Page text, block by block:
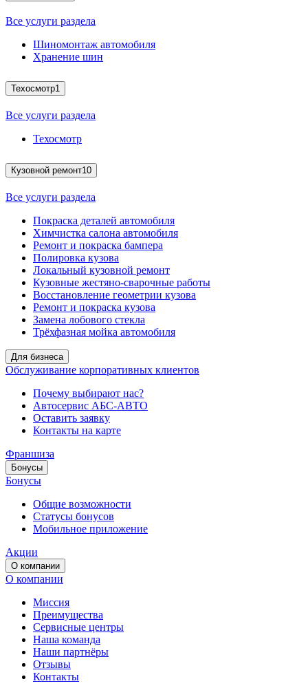
Все услуги раздела
Шиномонтаж автомобиля
Хранение шин
Техосмотр1
Все услуги раздела
Техосмотр
Кузовной ремонт10
Все услуги раздела
Покраска деталей автомобиля
Химчистка салона автомобиля
Ремонт и покраска бампера
Полировка кузова
Локальный кузовной ремонт
Кузовные жестяно-сварочные работы
Восстановление геометрии кузова
Ремонт и покраска кузова
Замена лобового стекла
Трёхфазная мойка автомобиля
Для бизнеса
Обслуживание корпоративных клиентов
Почему выбирают нас?
Автосервис АБС-АВТО
Оставить заявку
Контакты на карте
Франшиза
Бонусы
Бонусы
Общие возможности
Статусы бонусов
Мобильное приложение
Акции
О компании
О компании
Миссия
Преимущества
Сервисные центры
Наша команда
Наши партнёры
Отзывы
Контакты